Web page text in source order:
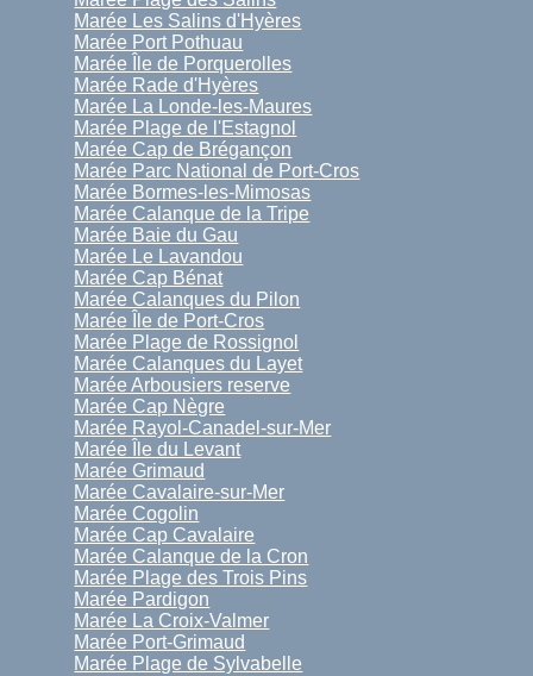
Marée Les Salins d'Hyères
Marée Port Pothuau
Marée Île de Porquerolles
Marée Rade d'Hyères
Marée La Londe-les-Maures
Marée Plage de l'Estagnol
Marée Cap de Brégançon
Marée Parc National de Port-Cros
Marée Bormes-les-Mimosas
Marée Calanque de la Tripe
Marée Baie du Gau
Marée Le Lavandou
Marée Cap Bénat
Marée Calanques du Pilon
Marée Île de Port-Cros
Marée Plage de Rossignol
Marée Calanques du Layet
Marée Arbousiers reserve
Marée Cap Nègre
Marée Rayol-Canadel-sur-Mer
Marée Île du Levant
Marée Grimaud
Marée Cavalaire-sur-Mer
Marée Cogolin
Marée Cap Cavalaire
Marée Calanque de la Cron
Marée Plage des Trois Pins
Marée Pardigon
Marée La Croix-Valmer
Marée Port-Grimaud
Marée Plage de Sylvabelle